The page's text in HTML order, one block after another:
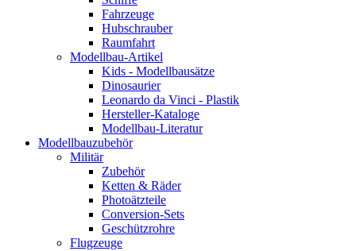
Fahrzeuge
Hubschrauber
Raumfahrt
Modellbau-Artikel
Kids - Modellbausätze
Dinosaurier
Leonardo da Vinci - Plastik
Hersteller-Kataloge
Modellbau-Literatur
Modellbauzubehör
Militär
Zubehör
Ketten & Räder
Photoätzteile
Conversion-Sets
Geschützrohre
Flugzeuge